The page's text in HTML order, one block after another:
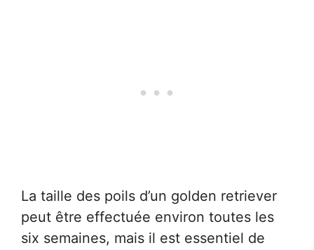
La taille des poils d’un golden retriever
peut être effectuée environ toutes les
six semaines, mais il est essentiel de